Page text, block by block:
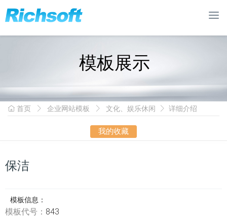
模板展示
首页 企业网站模板 文化、娱乐休闲 详细介绍
我的收藏
保洁
模板信息：
模板代号： 843